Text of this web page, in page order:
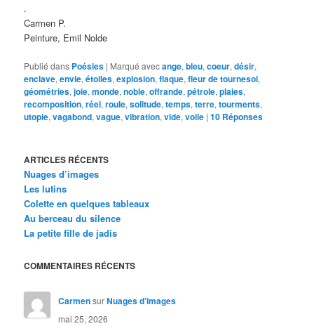
.
Carmen P.
Peinture, Emil Nolde
Publié dans Poésies | Marqué avecange,bleu,coeur,désir,
enclave,envie,étoiles,explosion,flaque,fleur de tournesol,
géométries,joie,monde,noble,offrande,pétrole,plaies,
recomposition,réel,roule,solitude,temps,terre,tourments,
utopie,vagabond,vague,vibration,vide,voile |10 Réponses
ARTICLES RÉCENTS
Nuages d’images
Les lutins
Colette en quelques tableaux
Au berceau du silence
La petite fille de jadis
COMMENTAIRES RÉCENTS
CarmensurNuages d’images
mai 25, 2026